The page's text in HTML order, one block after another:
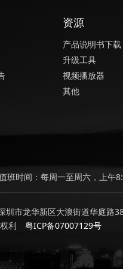
资源
产品说明书下载
升级工具
视频播放器
其他
班时间：每周一至周六，上午
圳市龙华新区大浪街道华庭路
利
粤ICP备07007129号